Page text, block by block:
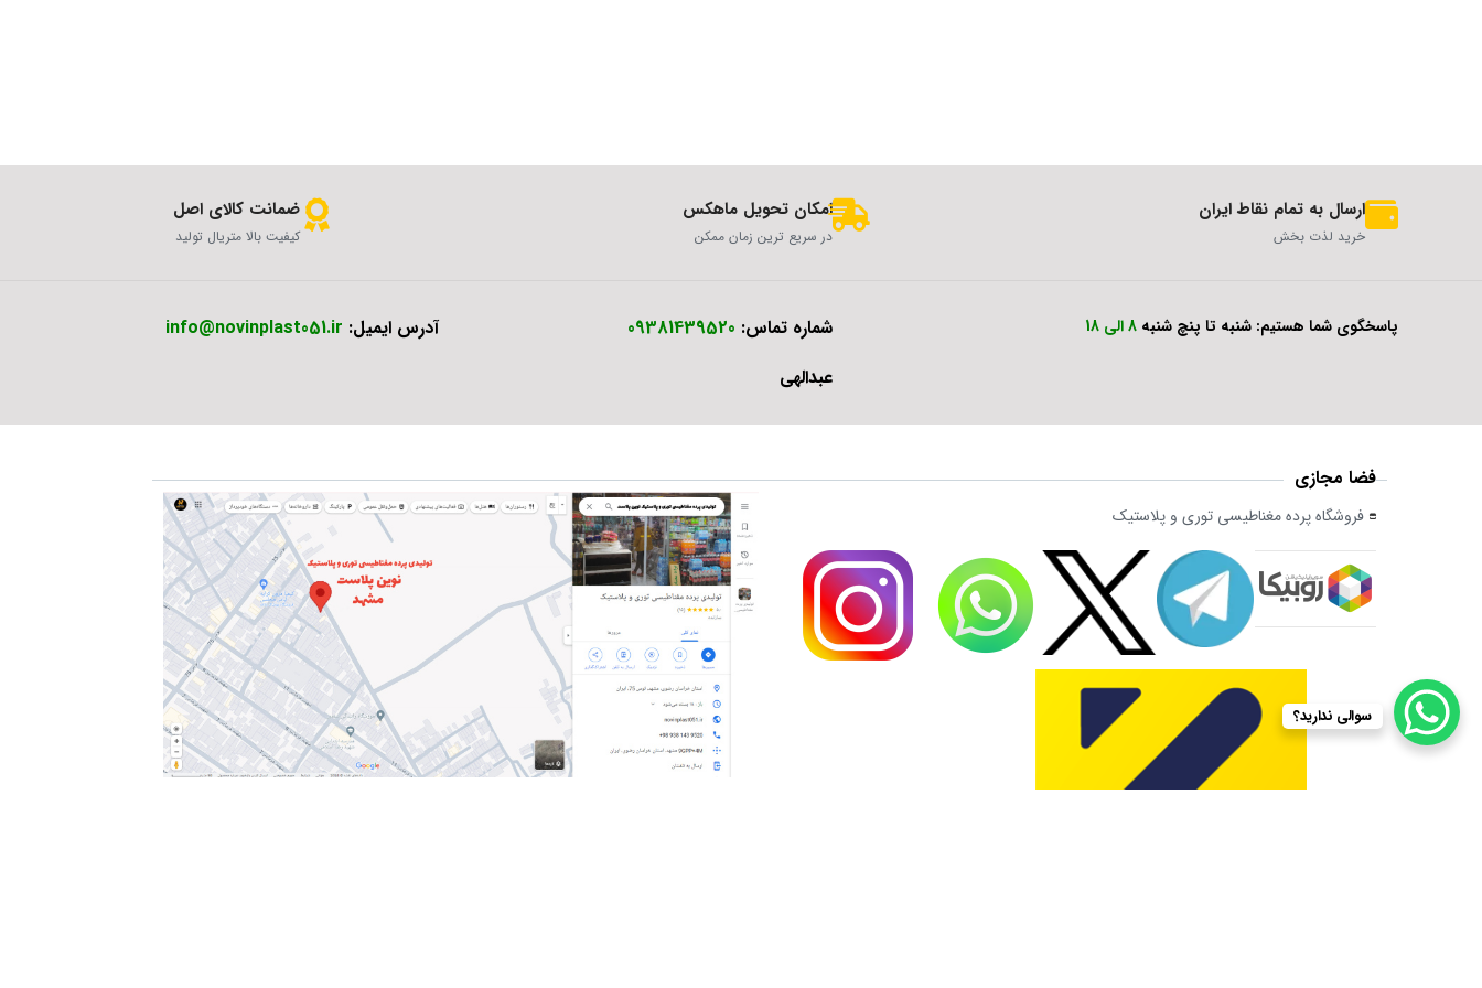
ارسال به تمام نقاط ایران
خرید لذت بخش
امکان تحویل ماهکس
در سریع ترین زمان ممکن
ضمانت کالای اصل
کیفیت بالا متریال تولید
پاسخگوی شما هستیم: شنبه تا پنچ شنبه 8 الی 18 شماره تماس: 09381439520
عبدالهی
آدرس ایمیل: info@novinplast051.ir
فضا مجازی
فروشگاه پرده مغناطیسی توری و پلاستیک
سوالی ندارید؟